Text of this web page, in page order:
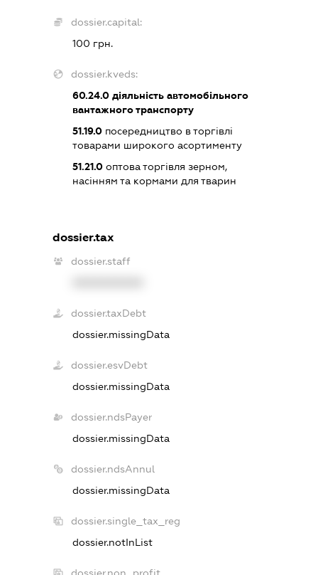
dossier.capital:
100 грн.
dossier.kveds:
60.24.0 діяльність автомобільного
вантажного транспорту
51.19.0 посередництво в торгівлі
товарами широкого асортименту
51.21.0 оптова торгівля зерном,
насінням та кормами для тварин
dossier.tax
dossier.staff
dossier.taxDebt
dossier.missingData
dossier.esvDebt
dossier.missingData
dossier.ndsPayer
dossier.missingData
dossier.ndsAnnul
dossier.missingData
dossier.single_tax_reg
dossier.notInList